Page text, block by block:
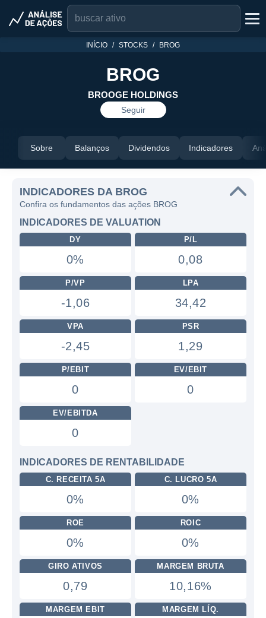
INÍCIO STOCKS BROG
BROG
BROOGE HOLDINGS
Seguir
Sobre Balanços Dividendos Indicadores
INDICADORES DA BROG
Confira os fundamentos das ações BROG
INDICADORES DE VALUATION
DY
0%
P/L
0,08
P/VP
-1,06
LPA
34,42
VPA
-2,45
PSR
1,29
P/EBIT
0
EV/EBIT
0
EV/EBITDA
0
INDICADORES DE RENTABILIDADE
C. RECEITA 5A
0%
C. LUCRO 5A
0%
ROE
0%
ROIC
0%
GIRO ATIVOS
0,79
MARGEM BRUTA
10,16%
MARGEM EBIT MARGEM LÍQ.